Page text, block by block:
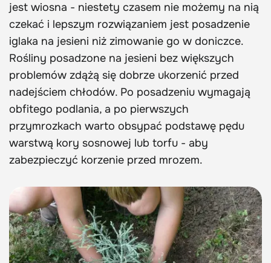
jest wiosna - niestety czasem nie możemy na nią
czekać i lepszym rozwiązaniem jest posadzenie
iglaka na jesieni niż zimowanie go w doniczce.
Rośliny posadzone na jesieni bez większych
problemów zdążą się dobrze ukorzenić przed
nadejściem chłodów. Po posadzeniu wymagają
obfitego podlania, a po pierwszych
przymrozkach warto obsypać podstawę pędu
warstwą kory sosnowej lub torfu - aby
zabezpieczyć korzenie przed mrozem.